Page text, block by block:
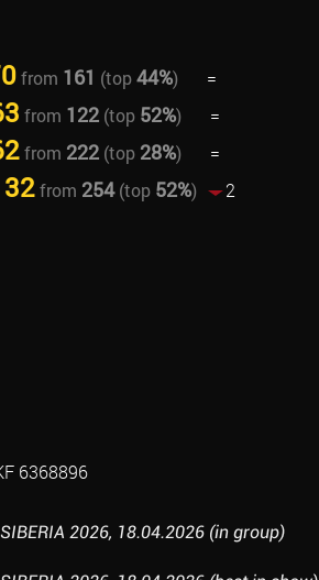
from 161 (top44%)
=
from 122(top 52%)
=
from 222(top 28%)
=
from 254(top 52%)
2
6368896
2026, 18.04.2026 (in group)